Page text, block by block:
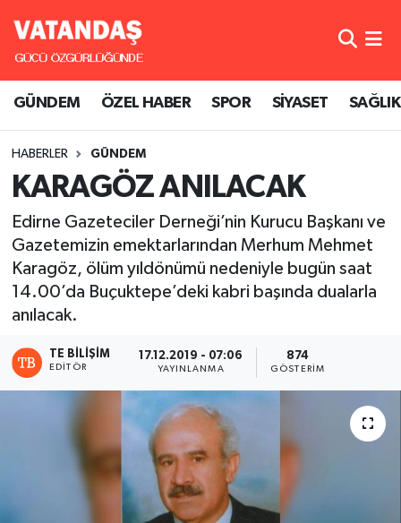
GÜNDEM ÖZEL HABER SPOR SİYASET SAĞLIK
HABERLER GÜNDEM
KARAGÖZ ANILACAK
Edirne Gazeteciler Derneği’nin Kurucu Başkanı ve
Gazetemizin emektarlarından Merhum Mehmet
Karagöz, ölüm yıldönümü nedeniyle bugün saat
14.00’da Buçuktepe’deki kabri başında dualarla
anılacak.
TE BILIŞIM
EDITÖR
17.12.2019 - 07:06
YAYINLANMA
874
GÖSTERIM
GÜNDEM
SPOR
SAĞLIK
Hava Durumu
Süper Lig Puan Durumu ve Fikstür
Son Dakika Haberleri
Haber Arşivi